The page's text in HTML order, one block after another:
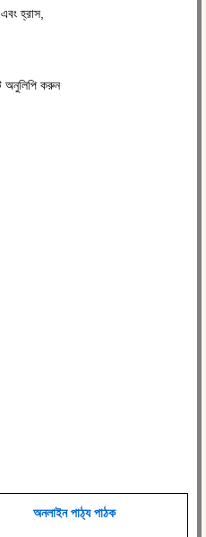
হ্রাস,
অনুলিপি করুন
অনলাইন পাঠ্য পাঠক